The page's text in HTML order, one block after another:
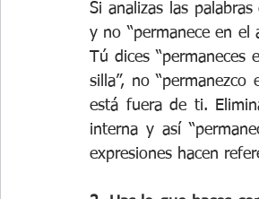
Si analizas las
y no “permanece en el
Tú dices
silla”, no “permanezco
está fuera de ti.
interna y así
expresiones hacen